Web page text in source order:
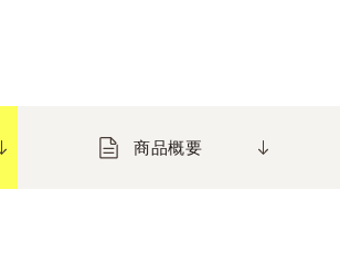
商品概要